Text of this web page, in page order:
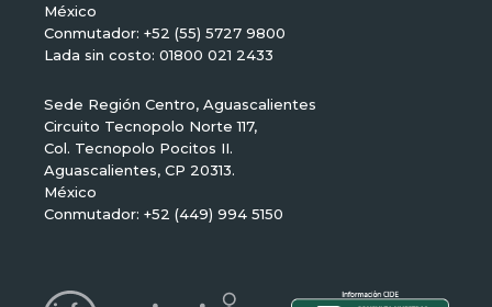
México
Conmutador: +52 (55) 5727 9800
Lada sin costo: 01800 021 2433
Sede Región Centro, Aguascalientes
Circuito Tecnopolo Norte 117,
Col. Tecnopolo Pocitos II.
Aguascalientes, CP 20313.
México
Conmutador: +52 (449) 994 5150